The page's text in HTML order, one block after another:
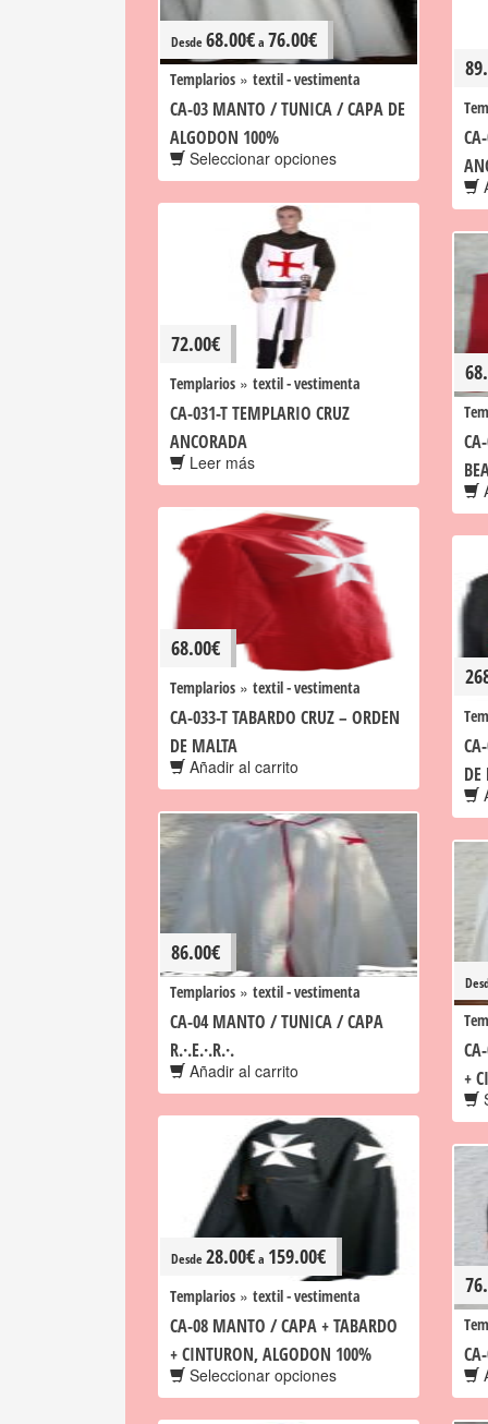
Desde68.00€a 76.00€
Templarios » textil - vestimenta
CA-03 MANTO / TUNICA / CAPA DE
ALGODON 100%
Seleccionar opciones
72.00€
Templarios » textil - vestimenta
CA-031-T TEMPLARIO CRUZ
ANCORADA
Leer más
68.00€
Templarios » textil - vestimenta
CA-033-T TABARDO CRUZ – ORDEN
DE MALTA
Añadir al carrito
DE
86.00€
Templarios » textil - vestimenta
CA-04 MANTO / TUNICA / CAPA
R.·.E.·.R.·.
Añadir al carrito
+
Desde28.00€a 159.00€
Templarios » textil - vestimenta
CA-08 MANTO / CAPA + TABARDO
+ CINTURON, ALGODON 100%
Seleccionar opciones